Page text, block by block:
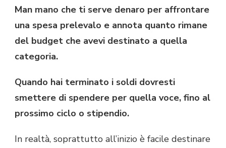
Man mano che ti serve denaro per affrontare
una spesa prelevalo e annota quanto rimane
del budget che avevi destinato a quella
categoria.
Quando hai terminato i soldi dovresti
smettere di spendere per quella voce, fino al
prossimo ciclo o stipendio.
In realtà, soprattutto all’inizio è facile destinare